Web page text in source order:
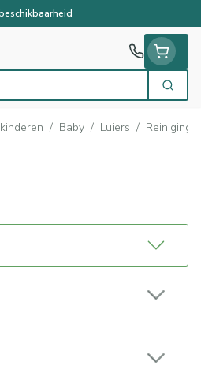
Zoek
/ Baby / Luiers / Reiniging